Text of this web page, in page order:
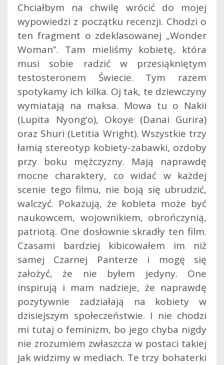
Chciałbym na chwilę wrócić do mojej
wypowiedzi z początku recenzji. Chodzi o
ten fragment o zdeklasowanej „Wonder
Woman”. Tam mieliśmy kobietę, która
musi sobie radzić w przesiąkniętym
testosteronem Świecie. Tym razem
spotykamy ich kilka. Oj tak, te dziewczyny
wymiatają na maksa. Mowa tu o Nakii
(Lupita Nyong'o), Okoye (Danai Gurira)
oraz Shuri (Letitia Wright). Wszystkie trzy
łamią stereotyp kobiety-zabawki, ozdoby
przy boku mężczyzny. Mają naprawdę
mocne charaktery, co widać w każdej
scenie tego filmu, nie boją się ubrudzić,
walczyć. Pokazują, że kobieta może być
naukowcem, wojownikiem, obrończynią,
patriotą. One dosłownie skradły ten film.
Czasami bardziej kibicowałem im niż
samej Czarnej Panterze i mogę się
założyć, że nie byłem jedyny. One
inspirują i mam nadzieje, że naprawdę
pozytywnie zadziałają na kobiety w
dzisiejszym społeczeństwie. I nie chodzi
mi tutaj o feminizm, bo jego chyba nigdy
nie zrozumiem zwłaszcza w postaci takiej
jak widzimy w mediach. Te trzy bohaterki